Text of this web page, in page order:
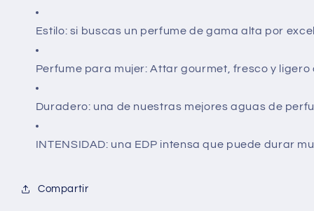
Estilo: si buscas un perfume de gama alta por
Perfume para mujer: Attar gourmet, fresco y
Duradero: una de nuestras mejores aguas de
INTENSIDAD: una EDP intensa que puede durar
Compartir